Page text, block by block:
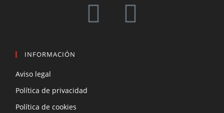
INFORMACIÓN
Aviso legal
Política de privacidad
Política de cookies